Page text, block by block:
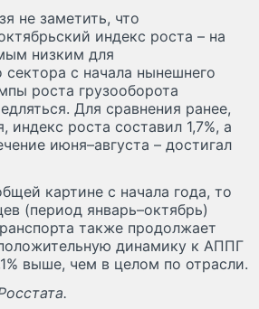
не заметить, что
индекс роста – на
низким для
сектора с начала нынешнего
роста грузооборота
Для сравнения ранее,
индекс роста составил 1,7%, а
июня–августа – достигал
картине с начала года, то
(период январь–октябрь)
также продолжает
динамику к АППГ
выше, чем в целом по отрасли.